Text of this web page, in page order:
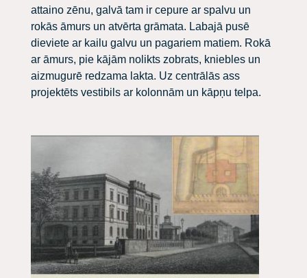
attaino zēnu, galvā tam ir cepure ar spalvu un
rokās āmurs un atvērta grāmata. Labajā pusē
dieviete ar kailu galvu un pagariem matiem. Rokā
ar āmurs, pie kājām nolikts zobrats, kniebles un
aizmugurē redzama lakta. Uz centrālās ass
projektēts vestibils ar kolonnām un kāpņu telpa.